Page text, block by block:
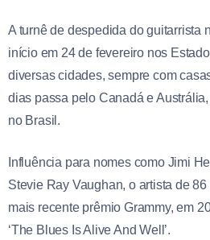
A turnê de despedida do guitarrista
início em 24 de fevereiro nos
diversas cidades, sempre com
dias passa pelo Canadá e
no Brasil.
Influência para nomes como Jimi
Stevie Ray Vaughan, o artista de
mais recente prêmio Grammy, em
‘The Blues Is Alive And Well’.